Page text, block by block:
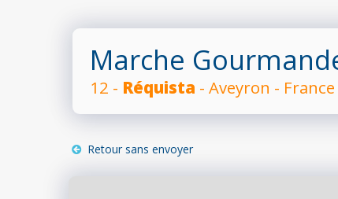
Marche
12 - Réquista - Aveyron - France
Retour sans envoyer